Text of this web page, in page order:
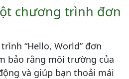
chương trình đơn
“Hello, World” đơn
bảo rằng môi trường của
và giúp bạn thoải mái